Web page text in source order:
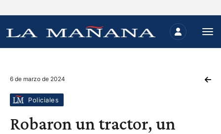
6 de marzo de 2024
Policiales
Robaron un tractor, un